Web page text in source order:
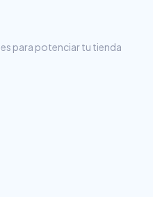
para potenciar tu tienda